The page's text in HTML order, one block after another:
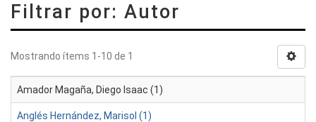
Filtrar por: Autor
Mostrando ítems 1-10 de 1
Amador Magaña, Diego Isaac (1)
Anglés Hernández, Marisol (1)